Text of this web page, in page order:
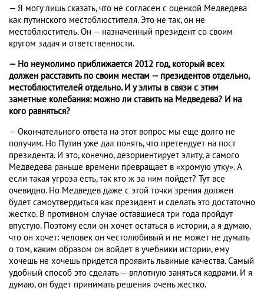
— Я могу лишь сказать, что не согласен с оценкой Медведева
как путинского местоблюстителя. Это не так, он не
местоблюститель. Он — назначенный президент со своим
кругом задач и ответственности.
— Но неумолимо приближается 2012 год, который всех
должен расставить по своим местам — президентов отдельно,
местоблюстителей отдельно. И у элиты в связи с этим
заметные колебания: можно ли ставить на Медведева? И на
кого равняться?
— Окончательного ответа на этот вопрос мы еще долго не
получим. Но Путин уже дал понять, что претендует на пост
президента. И это, конечно, дезориентирует элиту, а самого
Медведева раньше времени превращает в «хромую утку». А
если такая угроза есть, так кто ж за ним пойдет? Тут все
очевидно. Но Медведев даже с этой точки зрения должен
будет самоутвердиться как президент и сделать это достаточно
жестко. В противном случае оставшиеся три года пройдут
впустую. Поэтому если он хочет остаться в истории, а я думаю,
что он хочет: человек он честолюбивый и не может не думать
о том, каким образом он войдет в учебники истории, ему
хочешь не хочешь придется проявить львиные качества. Самый
удобный способ это сделать — вплотную заняться кадрами. И я
думаю, он будет принимать решения очень жестко.